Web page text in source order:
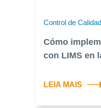
Control de
Cómo
con LIMS en
LEIA MAIS